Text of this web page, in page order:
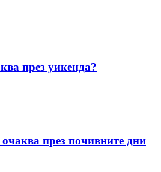
през уикенда?
през почивните дни